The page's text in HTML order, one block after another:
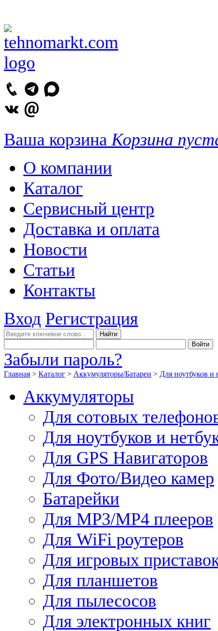
Ваша корзина Корзина
О компании
Каталог
Сервисный центр
Доставка и оплата
Новости
Статьи
Контакты
Вход Регистрация
Забыли пароль?
Главная > Каталог > Аккумуляторы/Батареи > Для ноутбуков и
Аккумуляторы
Для сотовых
Для ноутбуков и
Для GPS Навигаторов
Для Фото/Видео камер
Батарейки
Для MP3/MP4 плееров
Для WiFi роутеров
Для игровых
Для планшетов
Для пылесосов
Для электронных книг